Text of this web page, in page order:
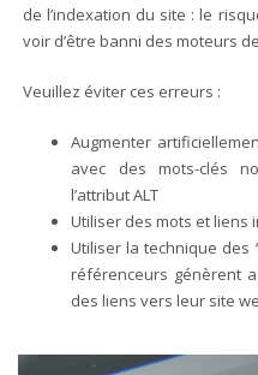
de l’indexation du site : le
voir d’être banni des moteurs
Veuillez éviter ces erreurs :
Augmenter
avec des mots-clés
l’attribut ALT
Utiliser des mots et liens
Utiliser la technique des
référenceurs génèrent
des liens vers leur site